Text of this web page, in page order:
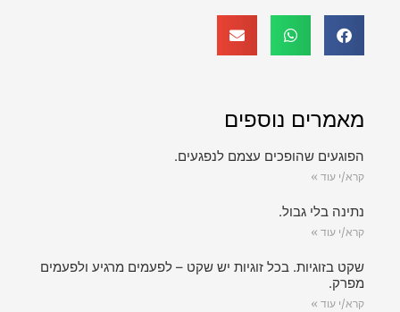
מאמרים נוספים
הפוגעים שהופכים עצמם לנפגעים.
קרא/י עוד »
נתינה בלי גבול.
קרא/י עוד »
שקט בזוגיות. בכל זוגיות יש שקט – לפעמים מרגיע ולפעמים
מפרק.
קרא/י עוד »